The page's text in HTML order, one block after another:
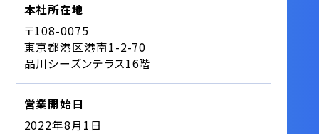
本社所在地
〒108-0075
東京都港区港南1-2-70
品川シーズンテラス16階
営業開始日
2022年8月1日